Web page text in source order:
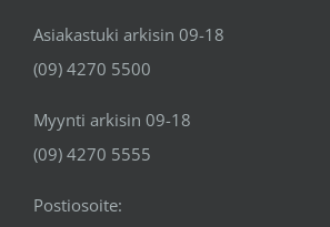
Asiakastuki arkisin 09-18
(09) 4270 5500
Myynti arkisin 09-18
(09) 4270 5555
Postiosoite: